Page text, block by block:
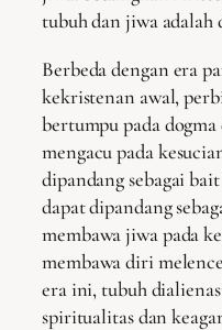
tubuh dan jiwa adalah
Berbeda dengan era
kekristenan awal,
bertumpu pada
mengacu pada
dipandang sebagai
dapat dipandang
membawa jiwa pada
membawa diri
era ini, tubuh
spiritualitas dan